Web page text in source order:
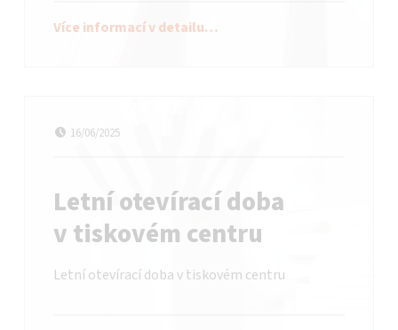
Více informací v detailu…
Datum publikování
16/06/2025
Letní otevírací doba
v tiskovém centru
Letní otevírací doba v tiskovém centru